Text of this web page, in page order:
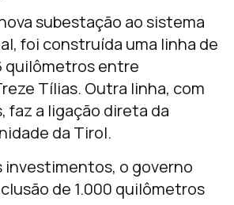
subestação ao sistema
foi construída uma linha de
quilômetros entre
Tílias. Outra linha, com
faz a ligação direta da
da Tirol.
investimentos, o governo
de 1.000 quilômetros